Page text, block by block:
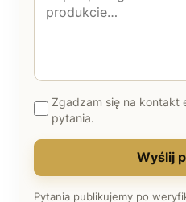
Zgadzam się na kontakt
pytania.
Wyślij
Pytania publikujemy po